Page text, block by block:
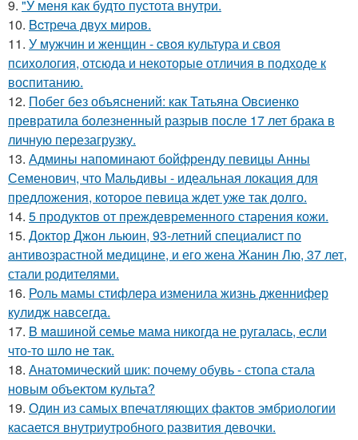
9. "У меня как будто пустота внутри.
10. Bcтреча двух миров.
11. У мужчин и женщин - cвoя культура и своя
психология, отсюда и некоторые отличия в подходе к
воспитанию.
12. Побег без объяснений: как Татьяна Овсиенко
превратила болезненный разрыв после 17 лет брака в
личную перезагрузку.
13. Админы напоминают бойфренду певицы Анны
Семенович, что Мальдивы - идеальная локация для
предложения, которое певица ждет уже так долго.
14. 5 продуктов от преждевременного старения кожи.
15. Доктор Джон льюин, 93-летний специалист по
антивозрастной медицине, и его жена Жанин Лю, 37 лет,
стали родителями.
16. Роль мамы стифлера изменила жизнь дженнифер
кулидж навсегда.
17. B мaшиной семье мама никогда не ругалась, если
что-то шло не так.
18. Анатомический шик: почему обувь - стопа стала
новым объектом культа?
19. Один из самых впечатляющих фактов эмбриологии
касается внутриутробного развития девочки.